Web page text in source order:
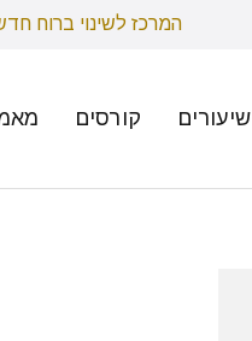
המרכז לשינוי ברוח
שיעורים קורסים